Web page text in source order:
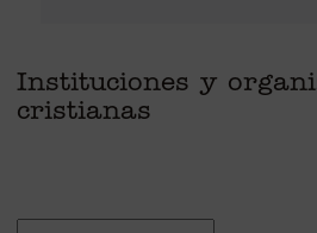
Instituciones y
cristianas